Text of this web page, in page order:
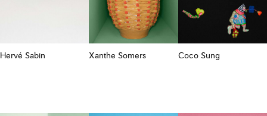
Hervé Sabin Xanthe Somers Coco Sung